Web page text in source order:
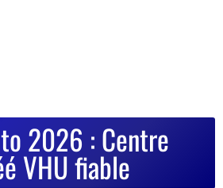
2026 : Centre
VHU fiable